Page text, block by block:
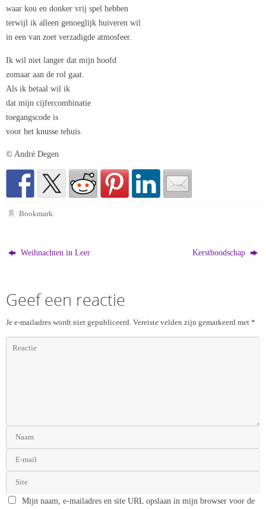
waar kou en donker vrij spel hebben
terwijl ik alleen genoeglijk huiveren wil
in een van zoet verzadigde atmosfeer.
Ik wil niet langer dat mijn hoofd
zomaar aan de rol gaat.
Als ik betaal wil ik
dat mijn cijfercombinatie
toegangscode is
voor het knusse tehuis.
© André Degen
Bookmark
Weihnachten in Leer Kerstboodschap
Geef een reactie
Je e-mailadres wordt niet gepubliceerd. Vereiste velden zijn gemarkeerd met *
Mijn naam, e-mailadres en site URL opslaan in mijn browser voor de